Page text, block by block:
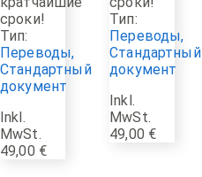
сроки!
Тип:
Переводы,
Стандартный
документ
49,00 €
Inkl.
MwSt.
Тип:
Переводы,
Стандартный
документ
49,00 €
Inkl.
MwSt.